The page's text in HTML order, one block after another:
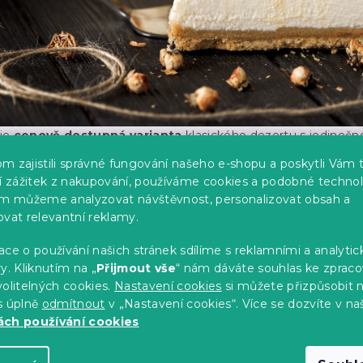
zajistili správné fungování našeho e-shopu a poskytli Vám
zážitek z nakupování, používáme cookies a podobné
můžeme analyzovat návštěvnost, personalizovat obsah a
relevantní reklamy.
o používání našich stránek sdílíme s reklamními a
Kliknutím na „Přijmout vše“ nám dáváte souhlas ke
cookies. Nastavení cookies si můžete přizpůsobit
úplně odmítnout v „Nastavení cookies“. Více se dozvíte v
používání cookies
jecenově dostupná variantaklasického dezertu s
krém zPhiladelphii nebo ricottydodává plnost a bohatost
připravitskvělý cheesecake, aniž byste museli
jemné strouhankya smíchejte je s rozpuštěným
na dno formy a lehce ji zhutněte. Dejte do